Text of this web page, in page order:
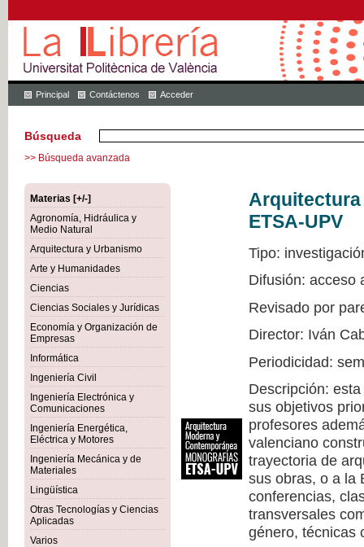
Principal Contáctenos Acceder
Búsqueda
>> Búsqueda avanzada
Materias [+/-]
Agronomía, Hidráulica y
Medio Natural
Arquitectura y Urbanismo
Arte y Humanidades
Ciencias
Ciencias Sociales y Jurídicas
Economía y Organización de
Empresas
Informática
Ingeniería Civil
Ingeniería Electrónica y
Comunicaciones
Ingeniería Energética,
Eléctrica y Motores
Ingeniería Mecánica y de
Materiales
Lingüística
Otras Tecnologías y Ciencias
Aplicadas
Varios
Arquitectura
ETSA-UPV
Tipo:
Difusión: acceso
Revisado por
Director: Iván
Periodicidad:
Descripción:
sus objetivos
profesores
valenciano
trayectoria de
sus obras, o a la
conferencias,
transversales
género, técnicas